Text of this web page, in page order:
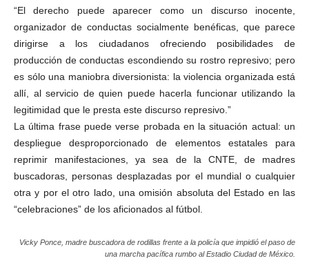
“El derecho puede aparecer como un discurso inocente,
organizador de conductas socialmente benéficas, que parece
dirigirse a los ciudadanos ofreciendo posibilidades de
producción de conductas escondiendo su rostro represivo; pero
es sólo una maniobra diversionista: la violencia organizada está
allí, al servicio de quien puede hacerla funcionar utilizando la
legitimidad que le presta este discurso represivo.”
La última frase puede verse probada en la situación actual: un
despliegue desproporcionado de elementos estatales para
reprimir manifestaciones, ya sea de la CNTE, de madres
buscadoras, personas desplazadas por el mundial o cualquier
otra y por el otro lado, una omisión absoluta del Estado en las
“celebraciones” de los aficionados al fútbol.
Vicky Ponce, madre buscadora de rodillas frente a la policía que impidió el paso de
una marcha pacífica rumbo al Estadio Ciudad de México.